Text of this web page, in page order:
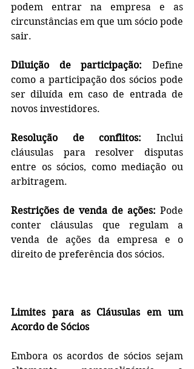
podem entrar na empresa e as
circunstâncias em que um sócio pode
sair.
Diluição de participação: Define
como a participação dos sócios pode
ser diluída em caso de entrada de
novos investidores.
Resolução de conflitos: Inclui
cláusulas para resolver disputas
entre os sócios, como mediação ou
arbitragem.
Restrições de venda de ações: Pode
conter cláusulas que regulam a
venda de ações da empresa e o
direito de preferência dos sócios.
Limites para as Cláusulas em um
Acordo de Sócios
Embora os acordos de sócios sejam